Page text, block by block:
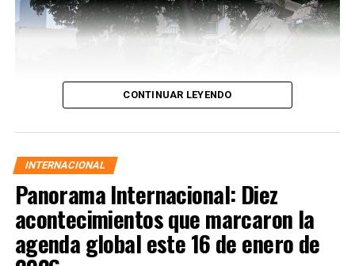
CONTINUAR LEYENDO
INTERNACIONAL
Panorama Internacional: Diez
acontecimientos que marcaron la
agenda global este 16 de enero de